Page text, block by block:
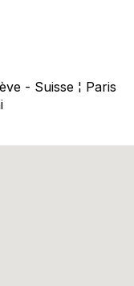
- Suisse ¦ Paris